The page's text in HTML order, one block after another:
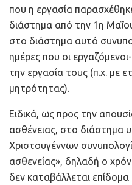
που η εργασία
διάστημα από την 1η
στο διάστημα αυτό
ημέρες που οι
την εργασία τους (π.χ. με
μητρότητας).
Ειδικά, ως προς την
ασθένειας, στο διάστημα
Χριστουγέννων
ασθενείας», δηλαδή ο
δεν καταβάλλεται